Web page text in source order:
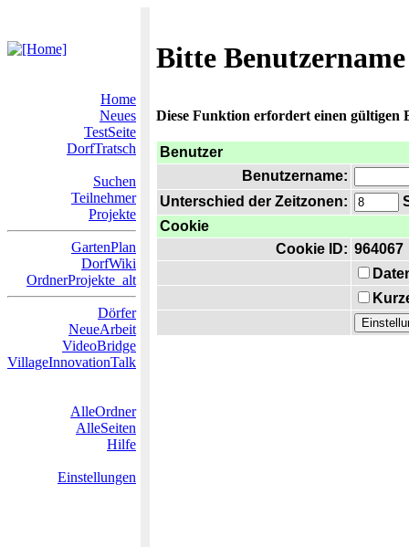
Bitte
Home
Neues
TestSeite
DorfTratsch
Suchen
Teilnehmer
Projekte
GartenPlan
DorfWiki
OrdnerProjekte_alt
Dörfer
NeueArbeit
VideoBridge
VillageInnovationTalk
AlleOrdner
AlleSeiten
Hilfe
Einstellungen
Diese Funktion erfordert einen gültigen
Benutzer
Benutzername:
Unterschied der Zeitzonen:
Cookie
Cookie ID: 964067